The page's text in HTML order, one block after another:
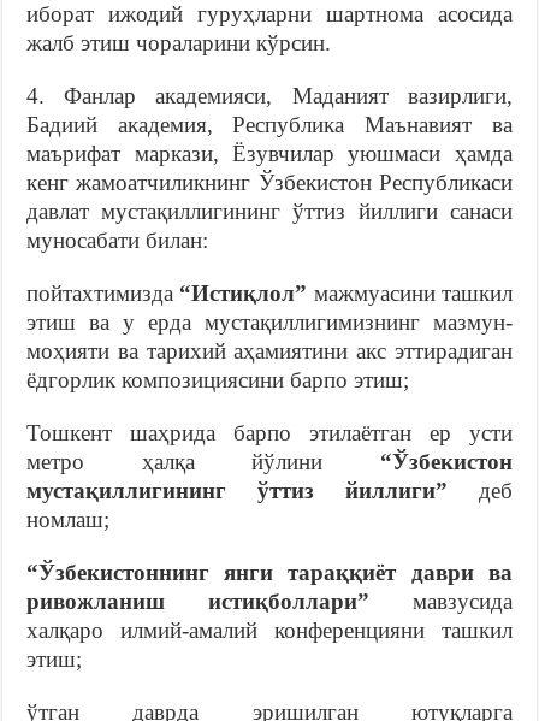
иборат ижодий гуруҳларни шартнома асосида
жалб этиш чораларини кўрсин.
4. Фанлар академияси, Маданият вазирлиги,
Бадиий академия, Республика Маънавият ва
маърифат маркази, Ёзувчилар уюшмаси ҳамда
кенг жамоатчиликнинг Ўзбекистон Республикаси
давлат мустақиллигининг ўттиз йиллиги санаси
муносабати билан:
пойтахтимизда “Истиқлол” мажмуасини ташкил
этиш ва у ерда мустақиллигимизнинг мазмун-
моҳияти ва тарихий аҳамиятини акс эттирадиган
ёдгорлик композициясини барпо этиш;
Тошкент шаҳрида барпо этилаётган ер усти
метро ҳалқа йўлини “Ўзбекистон
мустақиллигининг ўттиз йиллиги” деб
номлаш;
“Ўзбекистоннинг янги тараққиёт даври ва
ривожланиш истиқболлари” мавзусида
халқаро илмий-амалий конференцияни ташкил
этиш;
ўтган даврда эришилган ютуқларга